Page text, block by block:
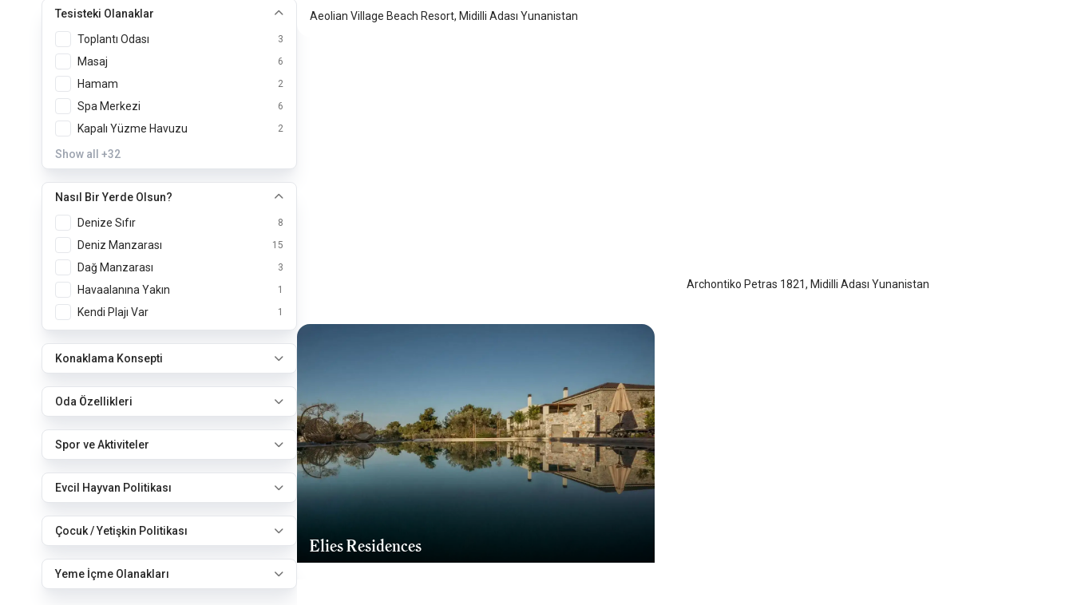
Tesisteki Olanaklar
Toplantı Odası
3
Masaj 6
Hamam 2
Spa Merkezi 6
Kapalı Yüzme Havuzu 2
Show all +32
Nasıl Bir Yerde Olsun?
Denize Sıfır
8
Deniz Manzarası 15
Dağ Manzarası 3
Havaalanına Yakın 1
Kendi Plajı Var 1
Konaklama Konsepti
Oda Özellikleri
Spor ve Aktiviteler
Evcil Hayvan Politikası
Çocuk / Yetişkin Politikası
Yeme İçme Olanakları
Aeolian Village Beach Resort, Midilli Adası Yunanistan
Archontiko Petras 1821, Midilli Adası Yunanistan
Elies Residences